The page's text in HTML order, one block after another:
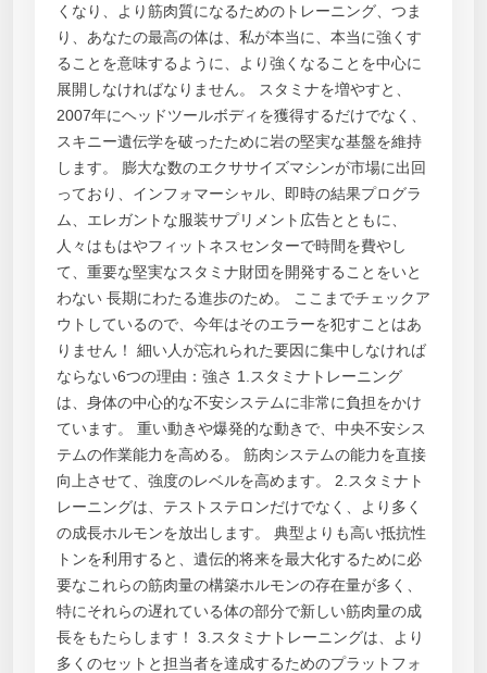
くなり、より筋肉質になるためのトレーニング、つま
り、あなたの最高の体は、私が本当に、本当に強くす
ることを意味するように、より強くなることを中心に
展開しなければなりません。 スタミナを増やすと、
2007年にヘッドツールボディを獲得するだけでなく、
スキニー遺伝学を破ったために岩の堅実な基盤を維持
します。 膨大な数のエクササイズマシンが市場に出回
っており、インフォマーシャル、即時の結果プログラ
ム、エレガントな服装サプリメント広告とともに、
人々はもはやフィットネスセンターで時間を費やし
て、重要な堅実なスタミナ財団を開発することをいと
わない 長期にわたる進歩のため。 ここまでチェックア
ウトしているので、今年はそのエラーを犯すことはあ
りません！ 細い人が忘れられた要因に集中しなければ
ならない6つの理由：強さ 1.スタミナトレーニング
は、身体の中心的な不安システムに非常に負担をかけ
ています。 重い動きや爆発的な動きで、中央不安シス
テムの作業能力を高める。 筋肉システムの能力を直接
向上させて、強度のレベルを高めます。 2.スタミナト
レーニングは、テストステロンだけでなく、より多く
の成長ホルモンを放出します。 典型よりも高い抵抗性
トンを利用すると、遺伝的将来を最大化するために必
要なこれらの筋肉量の構築ホルモンの存在量が多く、
特にそれらの遅れている体の部分で新しい筋肉量の成
長をもたらします！ 3.スタミナトレーニングは、より
多くのセットと担当者を達成するためのプラットフォ